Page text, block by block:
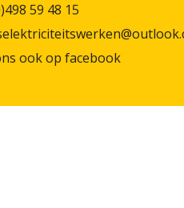
59 48 15
ook op facebook